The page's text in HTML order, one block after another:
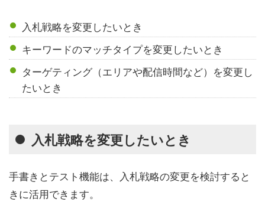
入札戦略を変更したいとき
キーワードのマッチタイプを変更したいとき
ターゲティング（エリアや配信時間など）を変更し
たいとき
入札戦略を変更したいとき
手書きとテスト機能は、入札戦略の変更を検討すると
きに活用できます。